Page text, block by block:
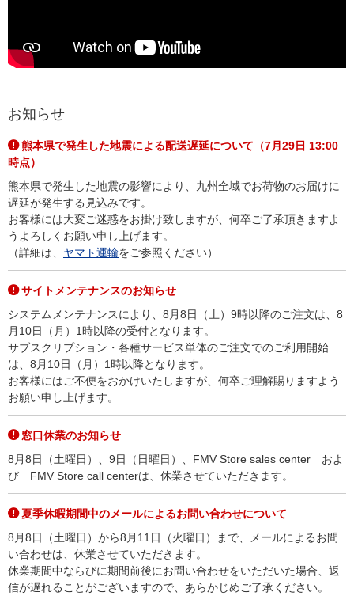
お知らせ
熊本県で発生した地震による配送遅延について（7月29日 13:00
時点）
熊本県で発生した地震の影響により、九州全域でお荷物のお届けに
遅延が発生する見込みです。
お客様には大変ご迷惑をお掛け致しますが、何卒ご了承頂きますよ
うよろしくお願い申し上げます。
（詳細は、 ヤマト運輸をご参照ください）
サイトメンテナンスのお知らせ
システムメンテナンスにより、8月8日（土）9時以降のご注文は、8
月10日（月）1時以降の受付となります。
サブスクリプション・各種サービス単体のご注文でのご利用開始
は、8月10日（月）1時以降となります。
お客様にはご不便をおかけいたしますが、何卒ご理解賜りますよう
お願い申し上げます。
窓口休業のお知らせ
8月8日（土曜日）、9日（日曜日）、FMV Store sales center およ
び FMV Store call centerは、休業させていただきます。
夏季休暇期間中のメールによるお問い合わせについて
8月8日（土曜日）から8月11日（火曜日）まで、メールによるお問
い合わせは、休業させていただきます。
休業期間中ならびに期間前後にお問い合わせをいただいた場合、返
信が遅れることがございますので、あらかじめご了承ください。